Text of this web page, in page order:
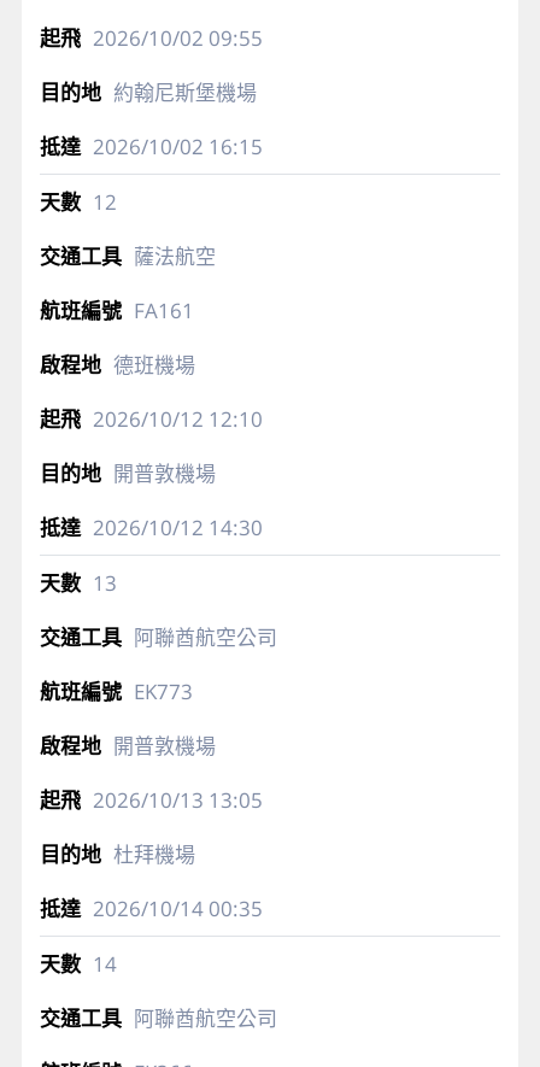
2026/10/02 09:55
約翰尼斯堡機場
2026/10/02 16:15
12
薩法航空
FA161
德班機場
2026/10/12 12:10
開普敦機場
2026/10/12 14:30
13
阿聯酋航空公司
EK773
開普敦機場
2026/10/13 13:05
杜拜機場
2026/10/1400:35
14
阿聯酋航空公司